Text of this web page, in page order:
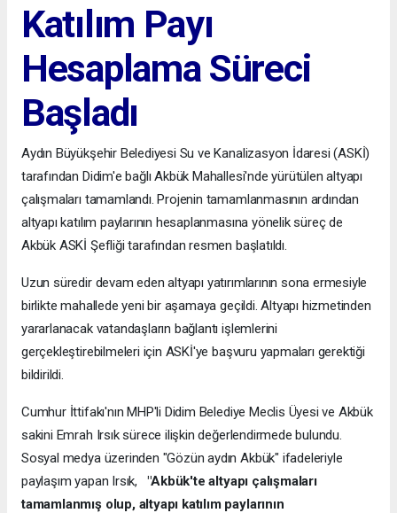
Katılım Payı
Hesaplama Süreci
Başladı
Aydın Büyükşehir Belediyesi Su ve Kanalizasyon İdaresi (ASKİ)
tarafından Didim'e bağlı Akbük Mahallesi'nde yürütülen altyapı
çalışmaları tamamlandı. Projenin tamamlanmasının ardından
altyapı katılım paylarının hesaplanmasına yönelik süreç de
Akbük ASKİ Şefliği tarafından resmen başlatıldı.
Uzun süredir devam eden altyapı yatırımlarının sona ermesiyle
birlikte mahallede yeni bir aşamaya geçildi. Altyapı hizmetinden
yararlanacak vatandaşların bağlantı işlemlerini
gerçekleştirebilmeleri için ASKİ'ye başvuru yapmaları gerektiği
bildirildi.
Cumhur İttifakı'nın MHP'li Didim Belediye Meclis Üyesi ve Akbük
sakini Emrah Irsık sürece ilişkin değerlendirmede bulundu.
Sosyal medya üzerinden "Gözün aydın Akbük" ifadeleriyle
paylaşım yapan Irsık,
"Akbük'te altyapı çalışmaları
tamamlanmış olup, altyapı katılım paylarının